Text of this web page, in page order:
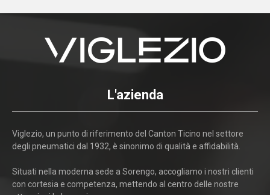
L'azienda
Viglezio, un punto di riferimento del Canton Ticino nel settore
degli pneumatici dal 1932, è sinonimo di qualità e affidabilità.
Situati nella moderna sede a Sorengo, accogliamo i nostri clienti
con cortesia e competenza, mettendo al centro delle nostre